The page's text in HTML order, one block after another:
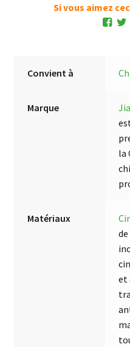
Si vous aimez
Convient à
Marque
la
Matériaux
et